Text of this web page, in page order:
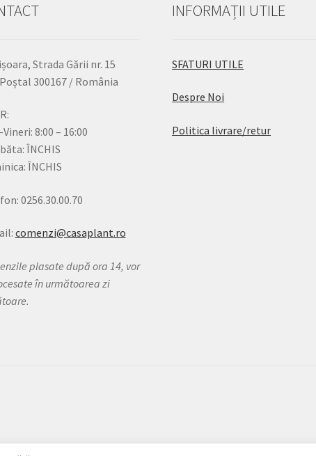
Strada Gării nr. 15
300167 / România
8:00 – 16:00
ÎNCHIS
ÎNCHIS
0256.30.00.70
comenzi@casaplant.ro
plasate după ora 14, vor
în următoarea zi
INFORMAȚII UTILE
SFATURI UTILE
Despre Noi
Politica livrare/retur